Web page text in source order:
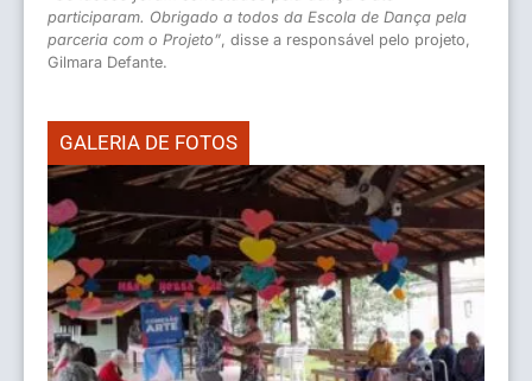
participaram. Obrigado a todos da Escola de Dança pela
parceria com o Projeto”, disse a responsável pelo projeto,
Gilmara Defante.
GALERIA DE FOTOS